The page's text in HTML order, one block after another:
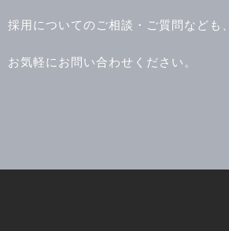
採用についてのご相談・ご質問なども、
お気軽にお問い合わせください。